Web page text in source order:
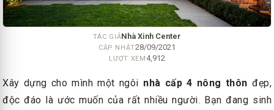
TÁC GIẢNhà Xinh Center
CẬP NHẬT28/09/2021
LƯỢT XEM 4,912
Xây dựng cho mình một ngôi nhà cấp 4 nông thôn đẹp,
độc đáo là ước muốn của rất nhiều người. Bạn đang sinh